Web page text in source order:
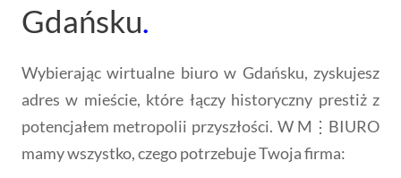
Gdańsku.
Wybierając wirtualne biuro w Gdańsku, zyskujesz
adres w mieście, które łączy historyczny prestiż z
potencjałem metropolii przyszłości. W M⋮BIURO
mamy wszystko, czego potrzebuje Twoja firma: